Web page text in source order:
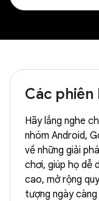
Các
Hãy lắng nghe
nhóm Android,
về những giải
chơi, giúp họ dễ
cao, mở rộng
tượng ngày